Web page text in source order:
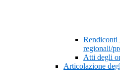
Rendiconti
regionali/
Atti degli
Articolazione